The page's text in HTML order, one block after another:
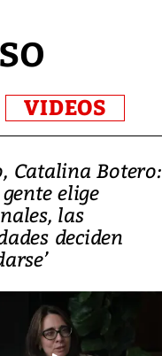
VIDEOS
Catalina Botero:
gente elige
las
deciden